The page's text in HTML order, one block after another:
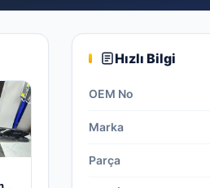
Hızlı Bilgi
OEM No
Marka
Parça